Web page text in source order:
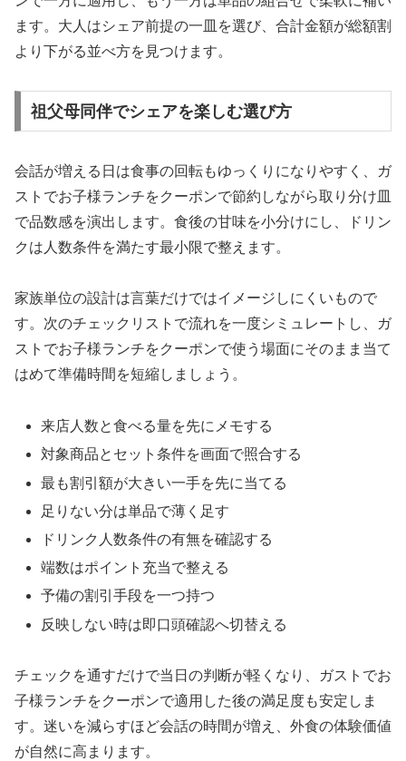
ます。大人はシェア前提の一皿を選び、合計金額が総額割
より下がる並べ方を見つけます。
祖父母同伴でシェアを楽しむ選び方
会話が増える日は食事の回転もゆっくりになりやすく、ガ
ストでお子様ランチをクーポンで節約しながら取り分け皿
で品数感を演出します。食後の甘味を小分けにし、ドリン
クは人数条件を満たす最小限で整えます。
家族単位の設計は言葉だけではイメージしにくいもので
す。次のチェックリストで流れを一度シミュレートし、ガ
ストでお子様ランチをクーポンで使う場面にそのまま当て
はめて準備時間を短縮しましょう。
来店人数と食べる量を先にメモする
対象商品とセット条件を画面で照合する
最も割引額が大きい一手を先に当てる
足りない分は単品で薄く足す
ドリンク人数条件の有無を確認する
端数はポイント充当で整える
予備の割引手段を一つ持つ
反映しない時は即口頭確認へ切替える
チェックを通すだけで当日の判断が軽くなり、ガストでお
子様ランチをクーポンで適用した後の満足度も安定しま
す。迷いを減らすほど会話の時間が増え、外食の体験価値
が自然に高まります。